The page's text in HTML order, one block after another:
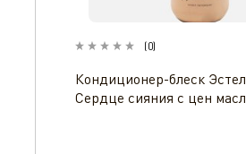
(0)
Кондиционер-блеск
Сердце сияния с цен